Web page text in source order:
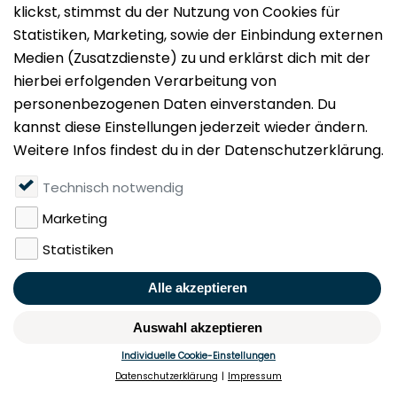
Impressum
Datenschutz
Nutzungsbedingungen
Mieten
Vermieten
Über uns
Presse
Geldwäschegesetz
Rufen Sie uns gerne an:
+49 (0)40 349 14 194